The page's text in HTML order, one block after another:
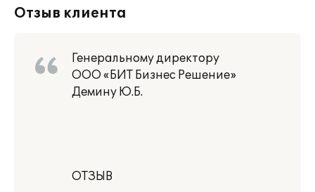
Отзыв клиента
Генеральному директору
ООО «БИТ Бизнес Решение»
Демину Ю.Б.
ОТЗЫВ